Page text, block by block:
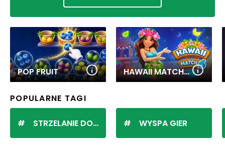
POP FRUIT HAWAII MATCH 6
POPULARNE TAGI
STRZELANIE DO KULEK WYSPA GIER